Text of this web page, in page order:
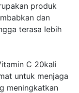
produk
dan
terasa lebih
C 20kali
untuk menjaga
meningkatkan